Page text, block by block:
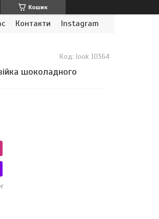
Кошик
Контакти Instagram
шоколадного
Код:look 10364